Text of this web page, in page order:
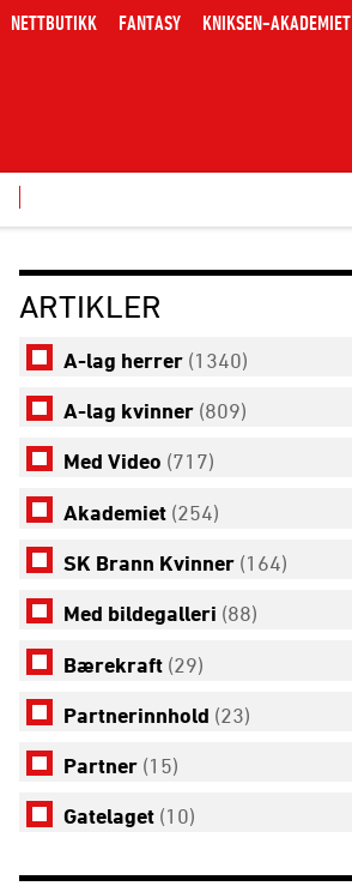
NETTBUTIKK FANTASY KNIKSEN-AKADEMIET
ARTIKLER
A-lag herrer (1340)
A-lag kvinner (809)
Med Video (717)
Akademiet (254)
SK Brann Kvinner (164)
Med bildegalleri (88)
Bærekraft (29)
Partnerinnhold (23)
Partner (15)
Gatelaget (10)